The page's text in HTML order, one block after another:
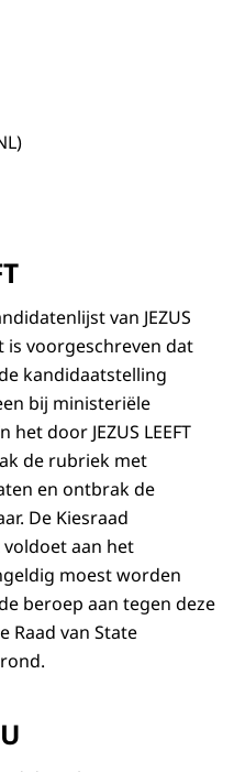
van JEZUS
is voorgeschreven dat
kandidaatstelling
bij ministeriële
door JEZUS LEEFT
de rubriek met
en ontbrak de
De Kiesraad
aan het
moest worden
beroep aan tegen deze
Raad van State